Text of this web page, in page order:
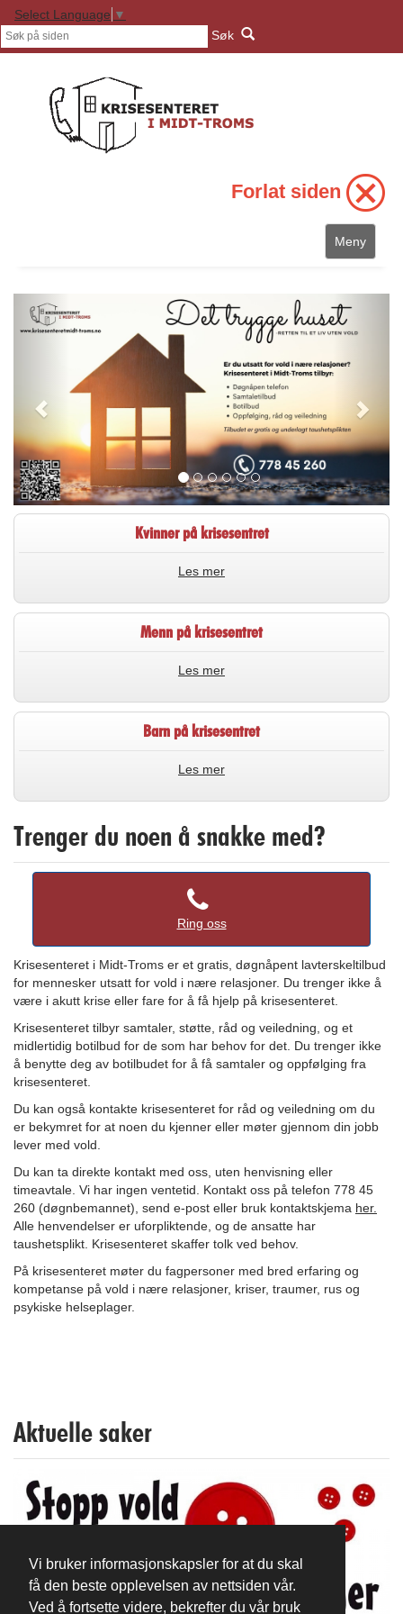
Vi bruker informasjonskapsler for at du skal
få den beste opplevelsen av nettsiden vår.
Ved å fortsette videre, bekrefter du vår bruk
Select Language ▼
Søk
Forlat siden
Meny
Kvinner på krisesentret
Les mer
Menn på krisesentret
Les mer
Barn på krisesentret
Les mer
Trenger du noen å snakke med?
Ring oss
Krisesenteret i Midt-Troms er et gratis, døgnåpent lavterskeltilbud
for mennesker utsatt for vold i nære relasjoner. Du trenger ikke å
være i akutt krise eller fare for å få hjelp på krisesenteret.
Krisesenteret tilbyr samtaler, støtte, råd og veiledning, og et
midlertidig botilbud for de som har behov for det. Du trenger ikke
å benytte deg av botilbudet for å få samtaler og oppfølging fra
krisesenteret.
Du kan også kontakte krisesenteret for råd og veiledning om du
er bekymret for at noen du kjenner eller møter gjennom din jobb
lever med vold.
Du kan ta direkte kontakt med oss, uten henvisning eller
timeavtale. Vi har ingen ventetid. Kontakt oss på telefon 778 45
260 (døgnbemannet), send e-post eller bruk kontaktskjema her.
Alle henvendelser er uforpliktende, og de ansatte har
taushetsplikt. Krisesenteret skaffer tolk ved behov.
På krisesenteret møter du fagpersoner med bred erfaring og
kompetanse på vold i nære relasjoner, kriser, traumer, rus og
psykiske helseplager.
Aktuelle saker